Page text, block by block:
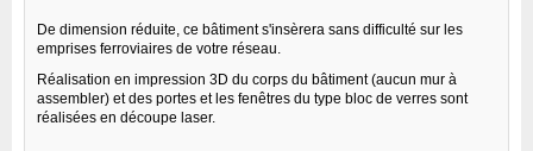
De dimension réduite, ce bâtiment s'insèrera sans difficulté sur les
emprises ferroviaires de votre réseau.
Réalisation en impression 3D du corps du bâtiment (aucun mur à
assembler) et des portes et les fenêtres du type bloc de verres sont
réalisées en découpe laser.